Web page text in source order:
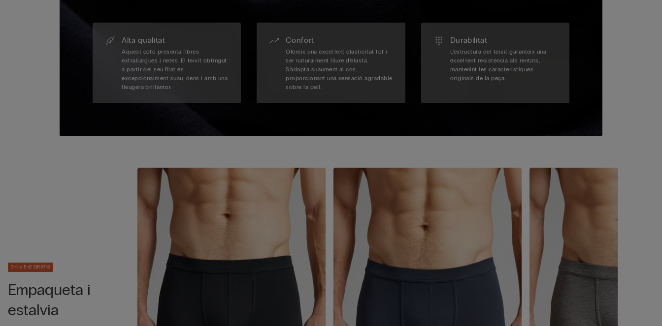
Alta qualitat
Aquest cotó presenta fibres
extrallargues i netes. El teixit obtingut
a partir del seu filat és
excepcionalment suau, dens i amb una
lleugera brillantor.
Confort
Ofereix una excel·lent elasticitat tot i
ser naturalment lliure d’elastà.
S’adapta suaument al cos,
proporcionant una sensació agradable
sobre la pell.
Durabilitat
L’estructura del teixit garanteix una
excel·lent resistència als rentats,
mantenint les característiques
originals de la peça.
3+1 o 5+2 GRATIS
Empaqueta i
estalvia